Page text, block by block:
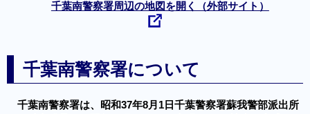
千葉南警察署周辺の地図を開く（外部サイト）
千葉南警察署について
千葉南警察署は、昭和37年8月1日千葉警察署蘇我警部派出所